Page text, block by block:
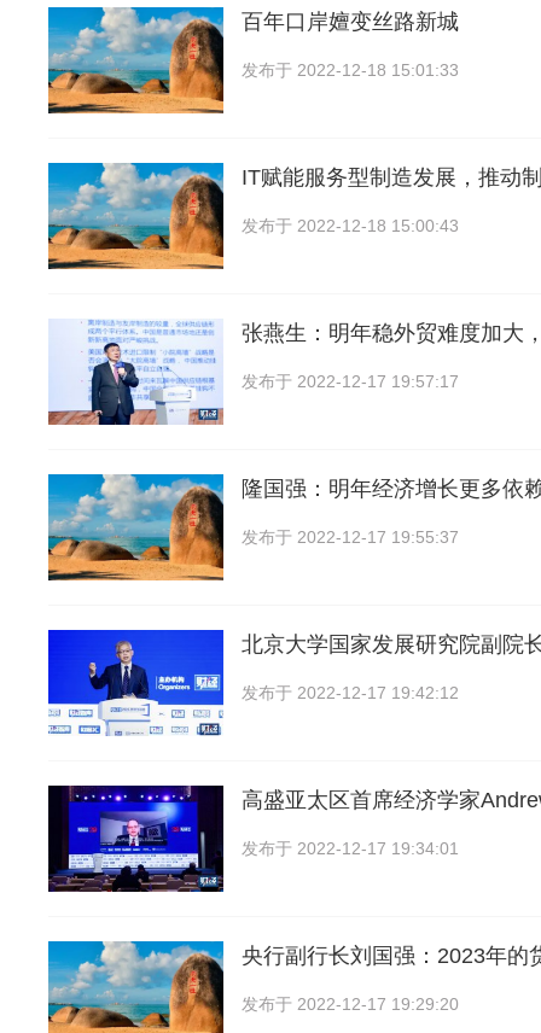
百年口岸嬗变丝路新城
发布于 2022-12-18 15:01:33
IT赋能服务型制造发展，推动
发布于 2022-12-18 15:00:43
张燕生：明年稳外贸难度加大
发布于 2022-12-17 19:57:17
隆国强：明年经济增长更多依
发布于 2022-12-17 19:55:37
北京大学国家发展研究院副院
发布于 2022-12-17 19:42:12
高盛亚太区首席经济学家
发布于 2022-12-17 19:34:01
央行副行长刘国强：2023年的
发布于 2022-12-17 19:29:20